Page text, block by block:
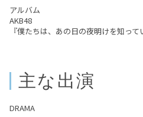
アルバム
AKB48
『僕たちは、あの日の夜明けを知って
主な出演
DRAMA